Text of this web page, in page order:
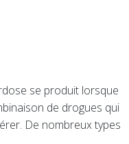
se produit lorsque
de drogues qui
De nombreux types